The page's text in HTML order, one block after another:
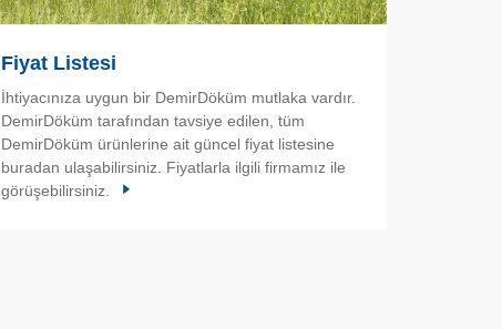
Fiyat Listesi
İhtiyacınıza uygun bir DemirDöküm mutlaka vardır.
DemirDöküm tarafından tavsiye edilen, tüm
DemirDöküm ürünlerine ait güncel fiyat listesine
buradan ulaşabilirsiniz. Fiyatlarla ilgili firmamız ile
görüşebilirsiniz.